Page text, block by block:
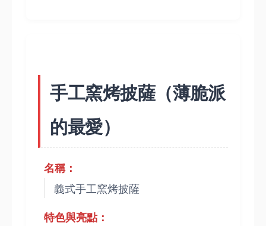
手工窯烤披薩（薄脆派
的最愛）
名稱：
義式手工窯烤披薩
特色與亮點：